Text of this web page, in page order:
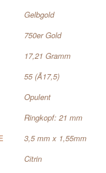
Gelbgold
750er Gold
17,21 Gramm
55 (Ã17,5)
Opulent
Ringkopf: 21 mm
3,5 mm x 1,55mm
Citrin